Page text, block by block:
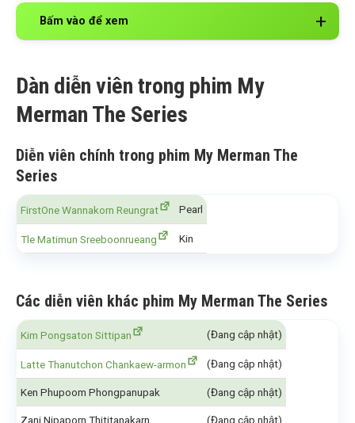
Bấm vào để xem
Dàn diễn viên trong phim My
Merman The Series
Diễn viên chính trong phim My Merman The
Series
FirstOne Wannakorn Reungrat Pearl
Tle Matimun Sreeboonrueang Kin
Các diễn viên khác phim My Merman The Series
Kim Pongsaton Sittipan (Đang cập nhật)
Latte Thanutchon Chankaew-armon (Đang cập nhật)
Ken Phupoom Phongpanupak (Đang cập nhật)
Zani Nipaporn Thititanakarn (Đang cập nhật)